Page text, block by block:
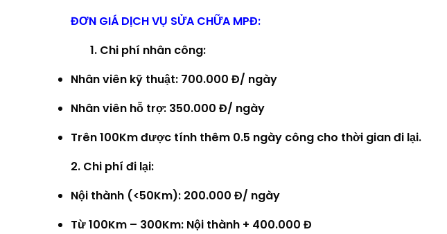
ĐƠN GIÁ DỊCH VỤ SỬA CHỮA MPĐ:
1. Chi phí nhân công:
Nhân viên kỹ thuật: 700.000 Đ/ ngày
Nhân viên hỗ trợ: 350.000 Đ/ ngày
Trên 100Km được tính thêm 0.5 ngày công cho thời gian đi lại.
2. Chi phí đi lại:
Nội thành (<50Km): 200.000 Đ/ ngày
Từ 100Km – 300Km: Nội thành + 400.000 Đ